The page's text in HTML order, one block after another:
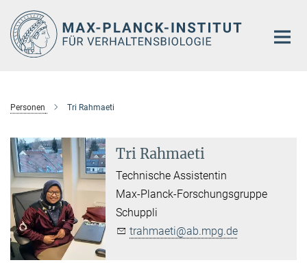
Hauptinhalt
Personen Tri Rahmaeti
Tri Rahmaeti
Technische Assistentin
Max-Planck-Forschungsgruppe
Schuppli
trahmaeti@ab.mpg.de